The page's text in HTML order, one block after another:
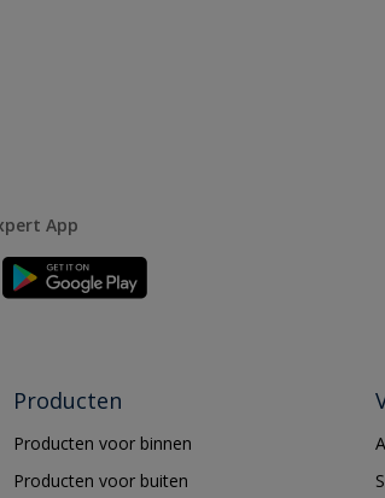
App
Producten
Producten voor binnen
Producten voor buiten